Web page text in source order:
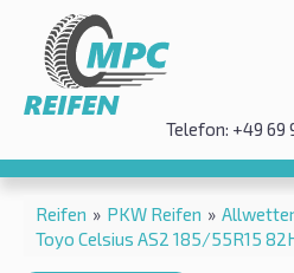
Telefon: +49 69
Reifen » PKW Reifen »
Toyo Celsius AS2 185/55R15